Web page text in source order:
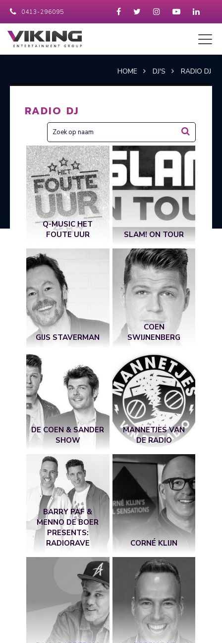
0413-296095
HOME DJ'S RADIO DJ
RADIO DJ
Q-MUSIC HET
FOUTE UUR
SLAM! ON TOUR
GIJS STAVERMAN
COEN
SWIJNENBERG
DE COEN & SANDER
SHOW
MANNETJES VAN
DE RADIO
BARRY PAF &
MENNO DE BOER
PRESENTS:
RADIORAVE
CORNÉ KLIJN